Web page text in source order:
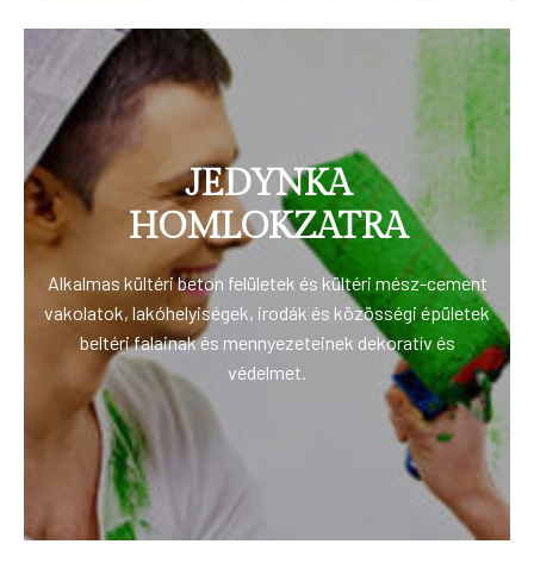
JEDYNKA
HOMLOKZATRA
Alkalmas kültéri beton felületek és kültéri mész-cement
vakolatok, lakóhelyiségek, irodák és közösségi épületek
beltéri falainak és mennyezeteinek dekoratív és
védelmet.